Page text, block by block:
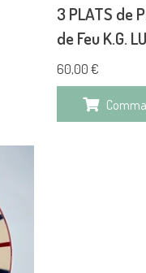
3 PLATS de
de Feu K.G.
60,00€